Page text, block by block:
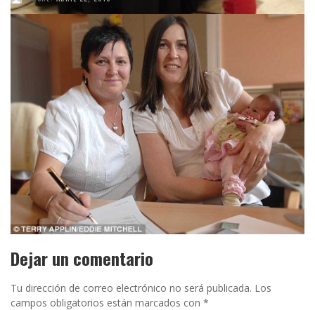
NINGÚN COMENTARIO
Dejar un comentario
Tu dirección de correo electrónico no será publicada. Los
campos obligatorios están marcados con *